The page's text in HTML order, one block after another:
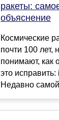
ракеты:
объяснение
Космические
почти 100 лет,
понимают, как
это
Недавно